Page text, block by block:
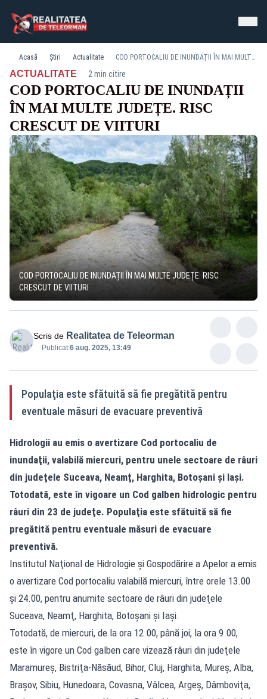
Acasă Știri Actualitate COD PORTOCALIU DE INUNDAȚII ÎN MAI MULTE JUDEȚE. RISC CRESCUT DE VIITURI
ACTUALITATE· 2 min citire
COD PORTOCALIU DE INUNDAȚII
ÎN MAI MULTE JUDEȚE. RISC
CRESCUT DE VIITURI
COD PORTOCALIU DE INUNDAȚII ÎN MAI MULTE JUDEȚE. RISC
CRESCUT DE VIITURI
Scris de Realitatea de Teleorman
Publicat:6 aug. 2025, 13:49
Populaţia este sfătuită să fie pregătită pentru
eventuale măsuri de evacuare preventivă
Hidrologii au emis o avertizare Cod portocaliu de
inundaţii, valabilă miercuri, pentru unele sectoare de râuri
din judeţele Suceava, Neamţ, Harghita, Botoşani şi Iaşi.
Totodată, este în vigoare un Cod galben hidrologic pentru
râuri din 23 de judeţe. Populaţia este sfătuită să fie
pregătită pentru eventuale măsuri de evacuare
preventivă.
Institutul Naţional de Hidrologie şi Gospodărire a Apelor a emis
o avertizare Cod portocaliu valabilă miercuri, între orele 13.00
şi 24.00, pentru anumite sectoare de râuri din judeţele
Suceava, Neamţ, Harghita, Botoşani şi Iaşi.
Totodată, de miercuri, de la ora 12.00, până joi, la ora 9.00,
este în vigore un Cod galben care vizează râuri din judeţele
Maramureş, Bistriţa-Năsăud, Bihor, Cluj, Harghita, Mureş, Alba,
Braşov, Sibiu, Hunedoara, Covasna, Vâlcea, Argeş, Dâmboviţa,